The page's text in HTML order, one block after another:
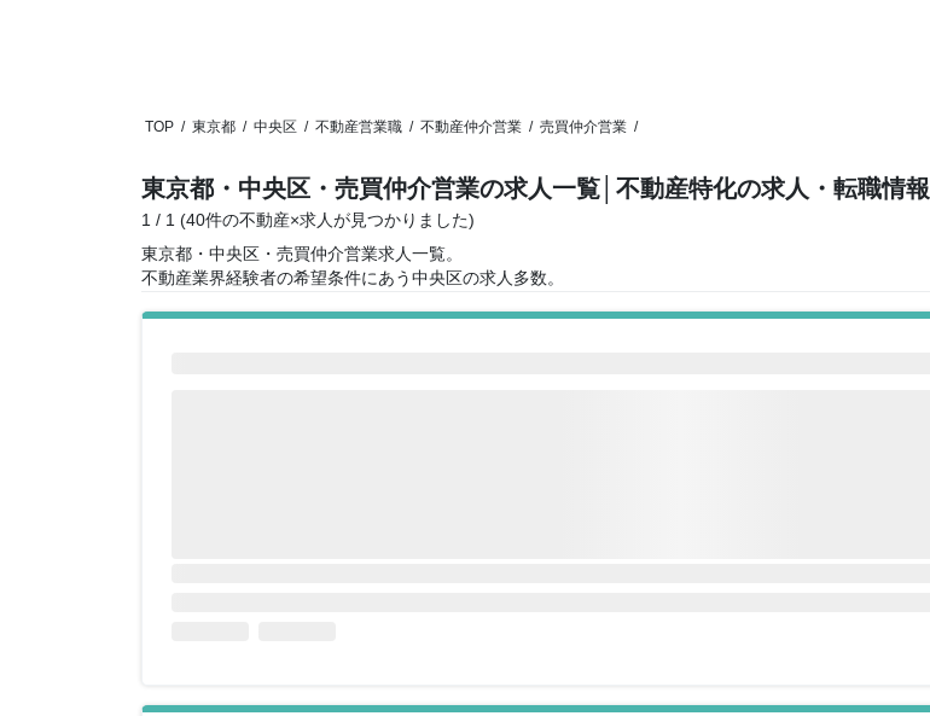
TOP / 東京都 / 中央区 / 不動産営業職 / 不動産仲介営業 / 売買仲介営業 /
東京都・中央区・売買仲介営業の求人一覧 │不動産特化の求人・転職情報
1 / 1 (40件の不動産×求人が見つかりました)
東京都・中央区・売買仲介営業求人一覧。
不動産業界経験者の希望条件にあう中央区の求人多数。